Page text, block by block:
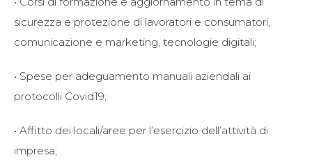
sicurezza e protezione di lavoratori e consumatori,
comunicazione e marketing, tecnologie digitali;
• Spese per adeguamento manuali aziendali ai
protocolli Covid19;
• Affitto dei locali/aree per l’esercizio dell’attività di
impresa;